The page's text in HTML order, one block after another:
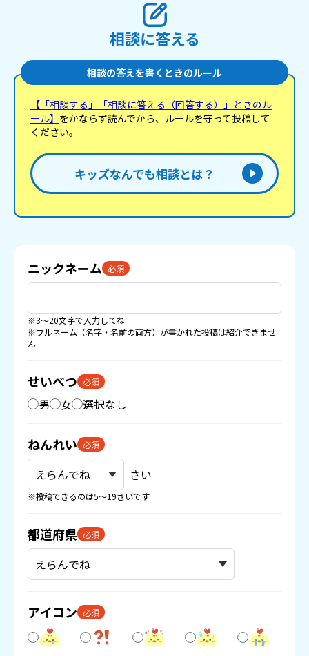
相談に答える
相談の答えを書くときのルール
【「相談する」「相談に答える（回答する）」ときのル
ール】 をかならず読んでから、ルールを守って投稿して
ください。
キッズなんでも相談とは？
ニックネーム 必須
※3〜20文字で入力してね
※フルネーム（名字・名前の両方）が書かれた投稿は紹介できませ
ん
せいべつ 必須
男 女 選択なし
ねんれい 必須
さい
※投稿できるのは5〜19さいです
都道府県 必須
アイコン 必須